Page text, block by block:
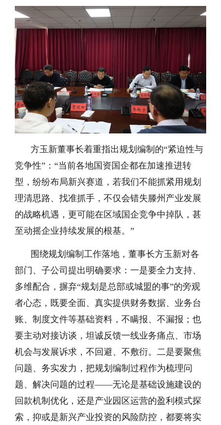
方玉新董事长着重指出规划编制的“紧迫性与
竞争性”：“当前各地国资国企都在加速推进转
型，纷纷布局新兴赛道，若我们不能抓紧用规划
理清思路、找准抓手，不仅会错失滕州产业发展
的战略机遇，更可能在区域国企竞争中掉队，甚
至动摇企业持续发展的根基。”
围绕规划编制工作落地，董事长方玉新对各
部门、子公司提出明确要求：一是要全力支持、
多维配合，摒弃“规划是总部或城盟的事”的旁观
者心态，既要全面、真实提供财务数据、业务台
账、制度文件等基础资料，不瞒报、不漏报；也
要主动对接访谈，坦诚反馈一线业务痛点、市场
机会与发展诉求，不回避、不敷衍。二是要聚焦
问题、务实发力，把规划编制过程作为梳理问
题、解决问题的过程——无论是基础设施建设的
回款机制优化，还是产业园区运营的盈利模式探
索，抑或是新兴产业投资的风险防控，都要将实